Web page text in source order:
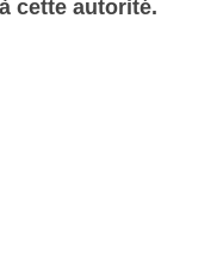
cette autorité.